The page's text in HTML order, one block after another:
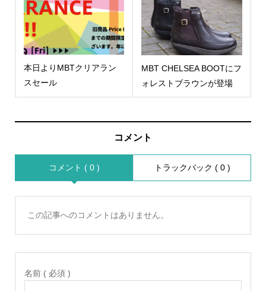
本日よりMBTクリアラン
スセール
MBT CHELSEA BOOTにフ
ォレストブラウンが登場
コメント
コメント ( 0 ) トラックバック ( 0 )
この記事へのコメントはありません。
名前 ( 必須 )